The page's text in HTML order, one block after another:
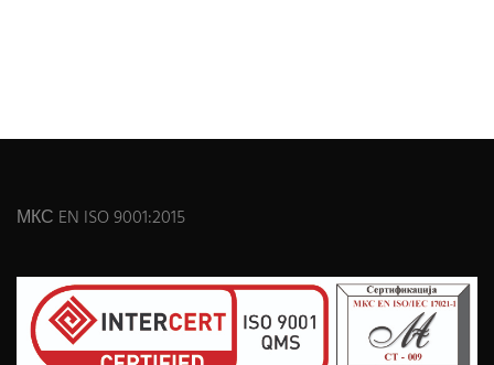
МКС EN ISO 9001:2015